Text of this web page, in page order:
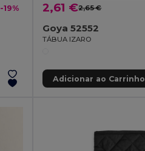
-19% 2,61 €2,65 €
Goya 52552
TÁBUA IZARO
Adicionar ao Carrinho